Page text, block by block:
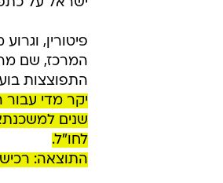
פיטורין,
המרכז, שם
התפוצצות
שנים
לחו"ל.
התוצאה: